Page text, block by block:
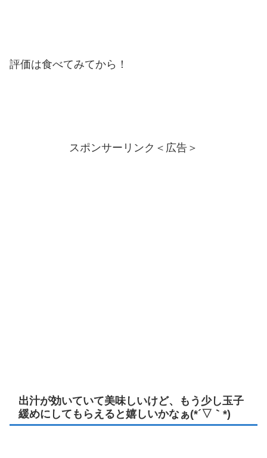
評価は食べてみてから！
スポンサーリンク＜広告＞
出汁が効いていて美味しいけど、もう少し玉子
緩めにしてもらえると嬉しいかなぁ(*´▽｀*)